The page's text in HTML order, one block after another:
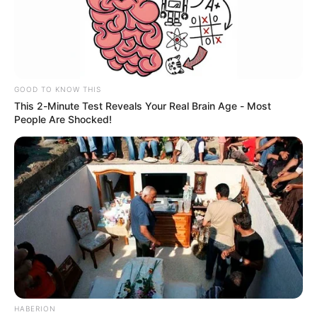
Alerta Tolima
Volcán Nevado del Ruiz
Por:
Valentina Cortés Castillo
Octubre 13, 2023
GOOD TO KNOW THIS
This 2-Minute Test Reveals Your Real Brain Age - Most
People Are Shocked!
HABERION